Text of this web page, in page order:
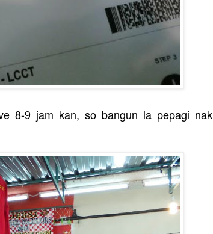
8-9 jam kan, so bangun la pepagi nak